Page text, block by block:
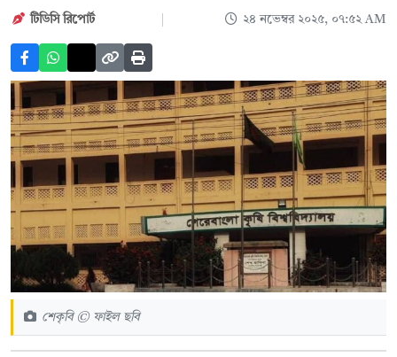
টিডিসি রিপোর্ট ২৪ নভেম্বর ২০২৫, ০৭:৫২ AM
শেকৃবি © ফাইল ছবি